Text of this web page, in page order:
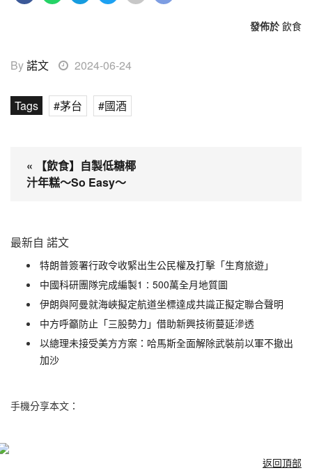
發佈於 飲食
By諾文 2024-06-24
Tags 茅台 國酒
« 【飲食】自製低糖椰
汁年糕～So Easy～
最新自 諾文
特朗普簽署行政令收緊出生公民權及打擊「生育旅遊」
中國科研團隊完成編製1∶500萬全月地質圖
伊朗與阿曼就海峽擬定航道坐標達成共識正擬定聯合聲明
中方呼籲防止「三股勢力」借助新興技術蔓延滲透
以總理未接受美方方案：哈馬斯全面解除武裝前以軍不撤出
加沙
手機分享本文：
返回頂部